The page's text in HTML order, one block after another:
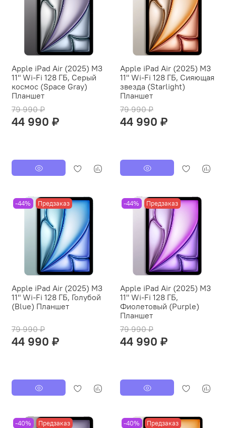
Apple iPad Air (2025) M3
11" Wi-Fi 128 ГБ, Серый
космос (Space Gray)
Планшет
79 990 ₽
44 990 ₽
Apple iPad Air (2025) M3
11" Wi-Fi 128 ГБ, Сияющая
звезда (Starlight)
Планшет
79 990 ₽
44 990 ₽
-44% Предзаказ
Apple iPad Air (2025) M3
11" Wi-Fi 128 ГБ, Голубой
(Blue) Планшет
79 990 ₽
44 990 ₽
-44% Предзаказ
Apple iPad Air (2025) M3
11" Wi-Fi 128 ГБ,
Фиолетовый (Purple)
Планшет
79 990 ₽
44 990 ₽
-40% Предзаказ -40% Предзаказ